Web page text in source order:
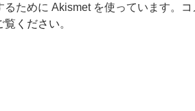
ために Akismet を使っています。
覧ください。